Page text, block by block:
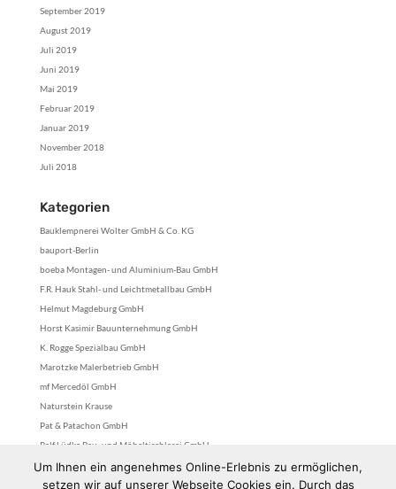
September 2019
August 2019
Juli 2019
Juni 2019
Mai 2019
Februar 2019
Januar 2019
November 2018
Juli 2018
Kategorien
Bauklempnerei Wolter GmbH & Co. KG
bauport-Berlin
boeba Montagen- und Aluminium-Bau GmbH
F.R. Hauk Stahl- und Leichtmetallbau GmbH
Helmut Magdeburg GmbH
Horst Kasimir Bauunternehmung GmbH
K. Rogge Spezialbau GmbH
Marotzke Malerbetrieb GmbH
mf Mercedöl GmbH
Naturstein Krause
Pat & Patachon GmbH
Ralf Lüdke Bau- und Möbeltischlerei GmbH
stefan fittkau gmbh
Tischlerei Royek GmbH
Um Ihnen ein angenehmes Online-Erlebnis zu ermöglichen,
setzen wir auf unserer Webseite Cookies ein. Durch das